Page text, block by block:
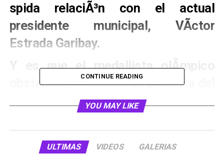
spida relaciÃ³n con el actual
presidente municipal, VÃ­ctor
Estrada Garibay.
Y es que el medallista olÃ­mpico
obstaculizÃ³ la toma de protesta del
nuevo gobierno, a travÃ©s del
propuesta para que se realizara este
evento, la cual serÃ­a el Teatro San
CONTINUE READING
YOU MAY LIKE
ULTIMAS VIDEOS GALERIAS